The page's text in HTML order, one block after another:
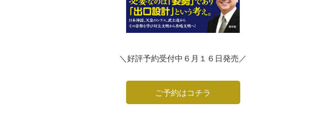
＼好評予約受付中６月１６日発売／
ご予約はコチラ